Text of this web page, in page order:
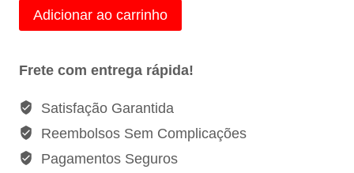
Junta
de
Mercedes
Bens
MB400
-
66030
Adicionar ao carrinho
Frete com entrega rápida!
Satisfação Garantida
Reembolsos Sem Complicações
Pagamentos Seguros